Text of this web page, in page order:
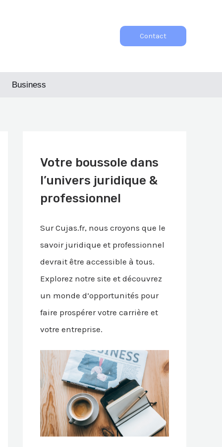
Contact
Business
Votre boussole dans
l’univers juridique &
professionnel
Sur Cujas.fr, nous croyons que le
savoir juridique et professionnel
devrait être accessible à tous.
Explorez notre site et découvrez
un monde d’opportunités pour
faire prospérer votre carrière et
votre entreprise.